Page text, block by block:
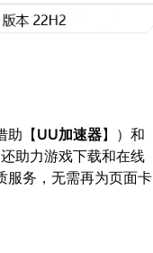
助【UU加速器】）和
助力游戏下载和在线
服务，无需再为页面卡